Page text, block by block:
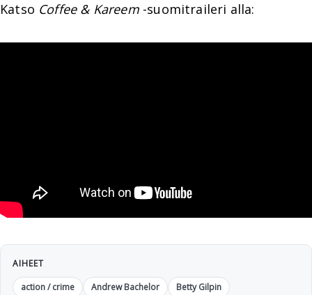
Katso Coffee & Kareem-suomitraileri alla:
AIHEET
action / crime
Andrew Bachelor
Betty Gilpin